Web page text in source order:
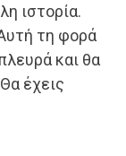
ιστορία.
τη φορά
και θα
έχεις